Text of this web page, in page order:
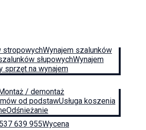
stropowychWynajem szalunków
słupowychWynajem
sprzęt na wynajem
/ demontaż
od podstawUsługa koszenia
Odśnieżanie
537 639 955Wycena